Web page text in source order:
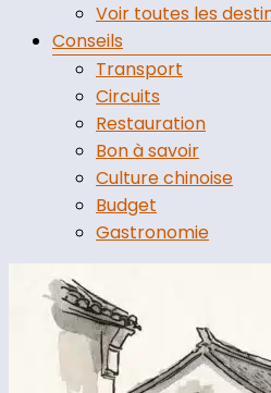
Voir toutes les
Conseils
Transport
Circuits
Restauration
Bon à savoir
Culture chinoise
Budget
Gastronomie